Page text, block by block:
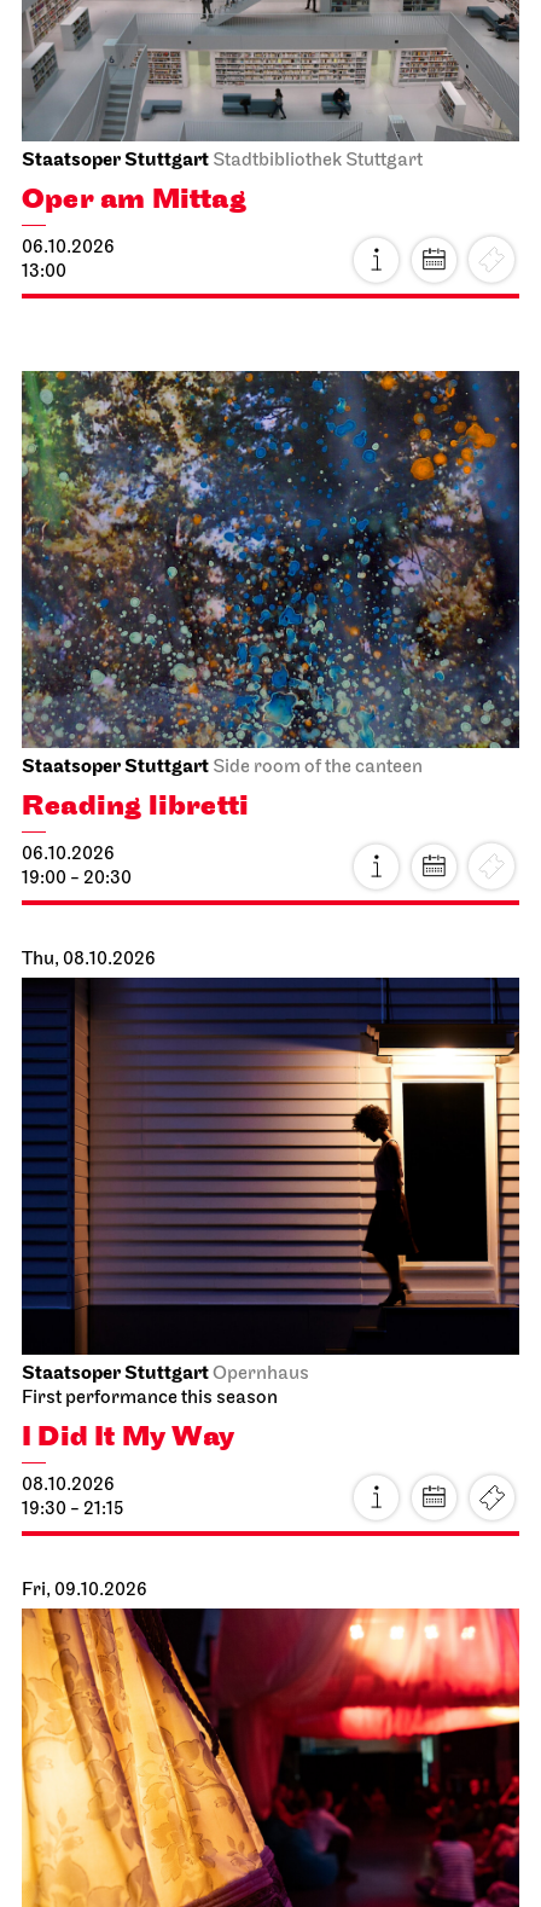
Staatstheater Stuttgart
Meeting point staircase opera
10.10.2026
14:15 - 15:45
how rarely, a world grows.
10.10.2026
18:00
Staatsoper StuttgartOpernhaus
I Did It My Way
10.10.2026
19:30 - 21:15
Sun, 11.10.2026